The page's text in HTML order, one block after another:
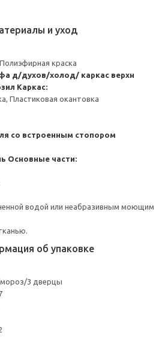
и уход
краска
д/духов/холод/ каркас верхн
Каркас:
Пластиковая окантовка
со встроенным стопором
Основные части:
водой или неабразивным моющим
об упаковке
3 дверцы